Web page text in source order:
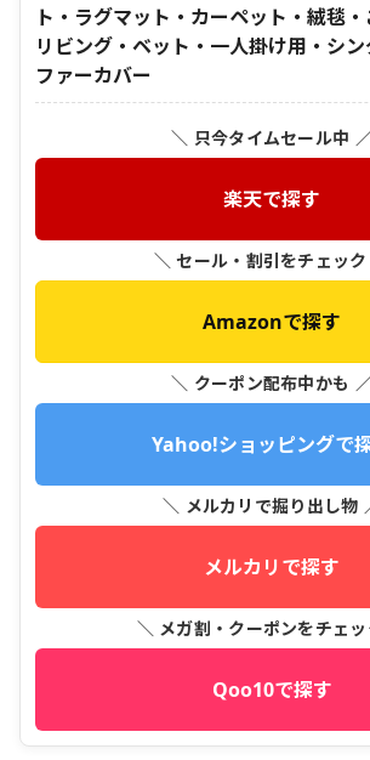
ト・ラグマット・カーペット・絨毯・
リビング・ベット・一人掛け用・シ
ファーカバー
＼ 只今タイムセール中
楽天で探す
＼ セール・割引をチェッ
Amazonで探す
＼ クーポン配布中かも
Yahoo!ショッピングで
＼ メルカリで掘り出し物
メルカリで探す
＼ メガ割・クーポンをチェ
Qoo10で探す